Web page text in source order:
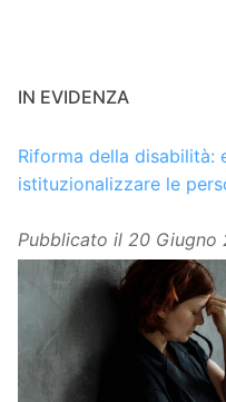
IN EVIDENZA
Riforma della disabilità:
istituzionalizzare le
Pubblicato il 20 Giugno